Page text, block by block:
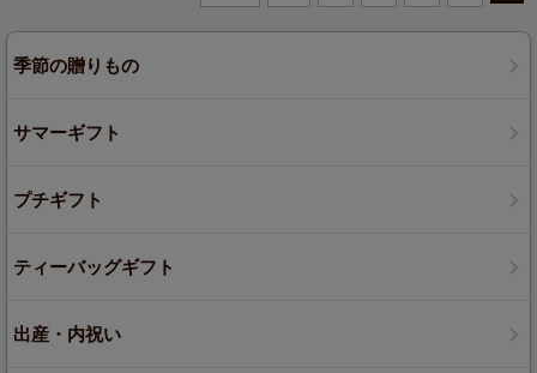
季節の贈りもの
サマーギフト
プチギフト
ティーバッグギフト
出産・内祝い